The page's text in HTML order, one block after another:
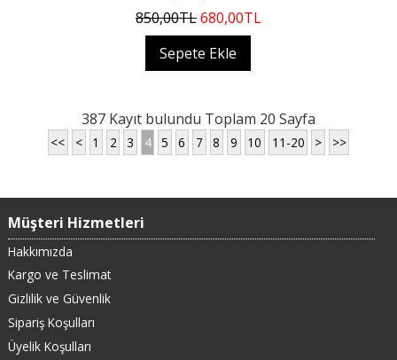
850,00TL680,00TL
Sepete Ekle
387 Kayıt bulundu Toplam 20 Sayfa
<< < 1 2 3 4 5 6 7 8 9 10 11-20 > >>
Müşteri Hizmetleri
Hakkımızda
Kargo ve Teslimat
Gizlilik ve Güvenlik
Sipariş Koşulları
Üyelik Koşulları